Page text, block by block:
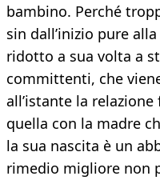
bambino. Perché
sin dall’inizio pure
ridotto a sua volta a
committenti, che
all’istante la
quella con la madre
la sua nascita è un
rimedio migliore non